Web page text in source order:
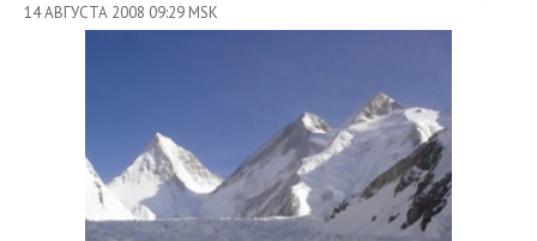
14 АВГУСТА 2008 09:29 MSK